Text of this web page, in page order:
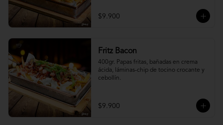
$9.900
Fritz Bacon
400gr. Papas fritas, bañadas en crema
ácida, láminas-chip de tocino crocante y
cebollín.
$9.900